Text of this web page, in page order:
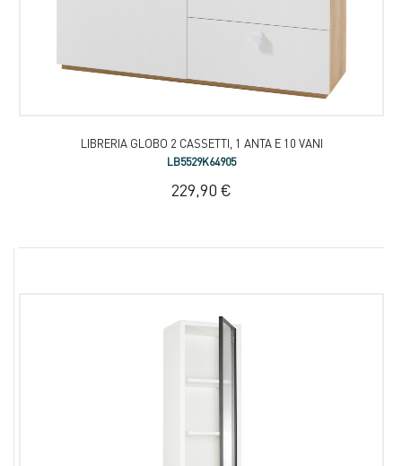
LIBRERIA GLOBO 2 CASSETTI, 1 ANTA E 10 VANI
LB5529K64905
229,90 €